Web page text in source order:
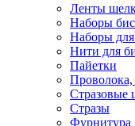
Ленты
Наборы
Наборы для
Нити для
Пайетки
Проволока,
Стразовые
Стразы
Фурнитура